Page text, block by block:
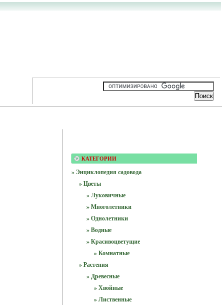
КАТЕГОРИИ
» Энциклопедия садовода
» Цветы
» Луковичные
» Многолетники
» Однолетники
» Водные
» Красивоцветущие
» Комнатные
» Растения
» Древесные
» Хвойные
» Лиственные